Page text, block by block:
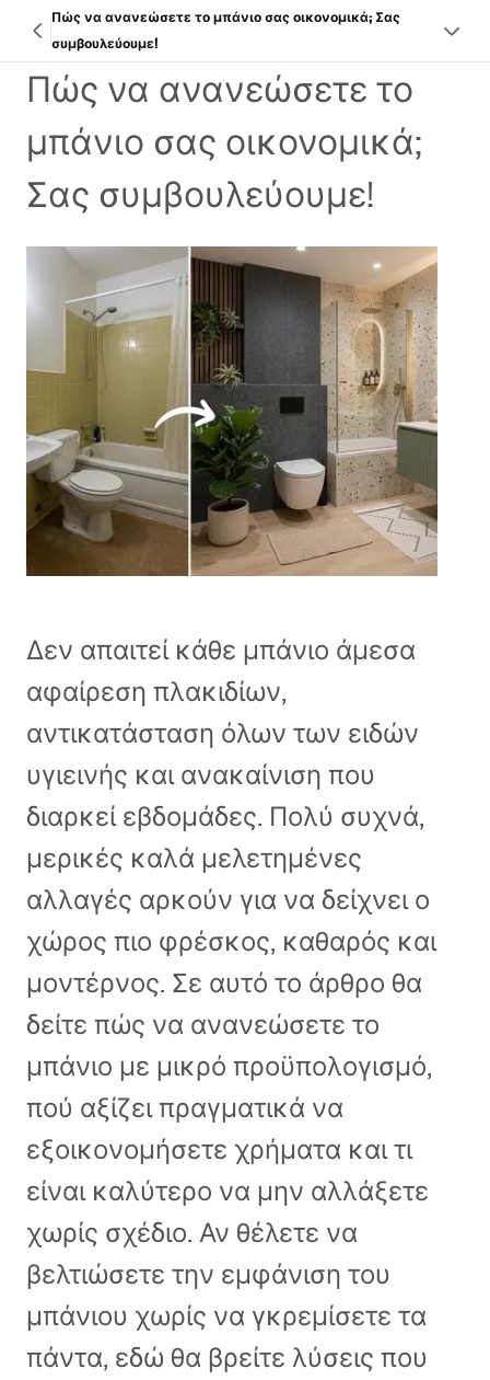
Πώς να ανανεώσετε το μπάνιο σας οικονομικά; Σας
συμβουλεύουμε!
Πώς να ανανεώσετε το
μπάνιο σας οικονομικά;
Σας συμβουλεύουμε!
Δεν απαιτεί κάθε μπάνιο άμεσα
αφαίρεση πλακιδίων,
αντικατάσταση όλων των ειδών
υγιεινής και ανακαίνιση που
διαρκεί εβδομάδες. Πολύ συχνά,
μερικές καλά μελετημένες
αλλαγές αρκούν για να δείχνει ο
χώρος πιο φρέσκος, καθαρός και
μοντέρνος. Σε αυτό το άρθρο θα
δείτε πώς να ανανεώσετε το
μπάνιο με μικρό προϋπολογισμό,
πού αξίζει πραγματικά να
εξοικονομήσετε χρήματα και τι
είναι καλύτερο να μην αλλάξετε
χωρίς σχέδιο. Αν θέλετε να
βελτιώσετε την εμφάνιση του
μπάνιου χωρίς να γκρεμίσετε τα
πάντα, εδώ θα βρείτε λύσεις που